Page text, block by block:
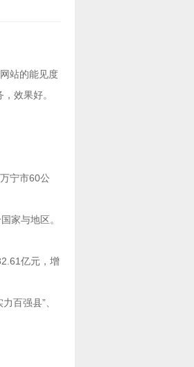
站的能见度
效果好。
宁市60公
家与地区。
亿元，增
百强县”、